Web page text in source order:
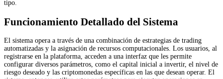
tipo.
Funcionamiento Detallado del Sistema
El sistema opera a través de una combinación de estrategias de trading
automatizadas y la asignación de recursos computacionales. Los usuarios, al
registrarse en la plataforma, acceden a una interfaz que les permite
configurar diversos parámetros, como el capital inicial a invertir, el nivel de
riesgo deseado y las criptomonedas específicas en las que desean operar. El